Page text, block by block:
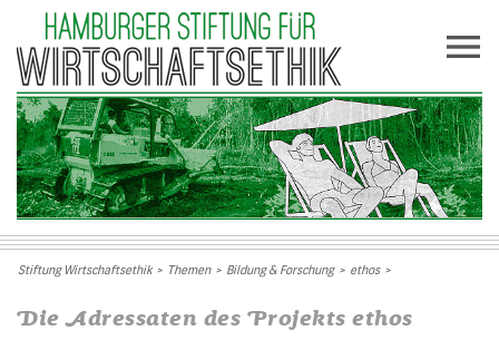
Stiftung Wirtschaftsethik> Themen> Bildung & Forschung> ethos>
Die Adressaten des Projekts ethos